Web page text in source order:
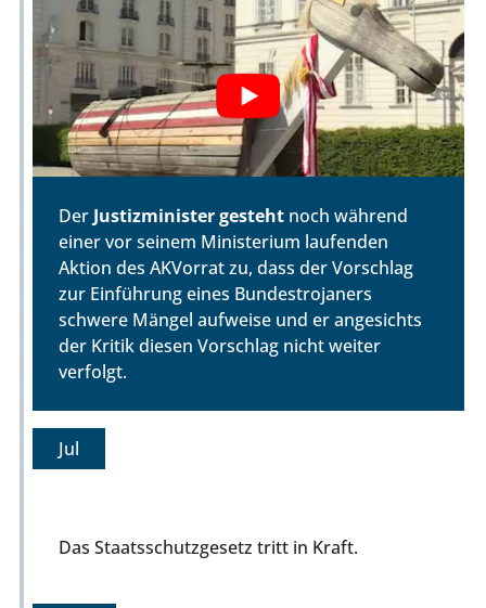
Der Justizminister gesteht noch während
einer vor seinem Ministerium laufenden
Aktion des AKVorrat zu, dass der Vorschlag
zur Einführung eines Bundestrojaners
schwere Mängel aufweise und er angesichts
der Kritik diesen Vorschlag nicht weiter
verfolgt.
Jul
Das Staatsschutzgesetz tritt in Kraft.